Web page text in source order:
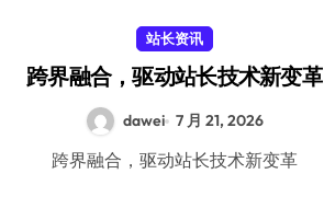
站长资讯
跨界融合，驱动站长技术新变革
dawei 7 月 21, 2026
跨界融合，驱动站长技术新变革